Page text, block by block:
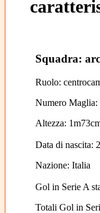
Squadra:
Ruolo:
Numero Maglia:
Altezza:
Data di nascita:
Nazione: Italia
Gol in Serie A
Totali Gol in